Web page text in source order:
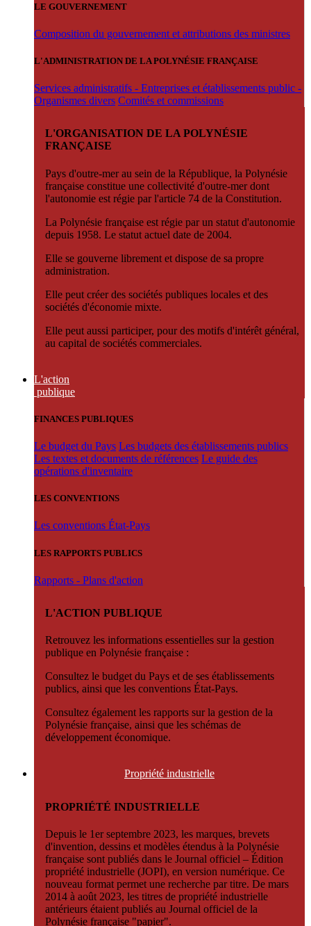
LE GOUVERNEMENT
Composition du gouvernement et attributions des ministres
L'ADMINISTRATION DE LA POLYNÉSIE FRANÇAISE
Services administratifs - Entreprises et établissements public -
Organismes divers Comités et commissions
L'ORGANISATION DE LA POLYNÉSIE
FRANÇAISE
Pays d'outre-mer au sein de la République, la Polynésie
française constitue une collectivité d'outre-mer dont
l'autonomie est régie par l'article 74 de la Constitution.
La Polynésie française est régie par un statut d'autonomie
depuis 1958. Le statut actuel date de 2004.
Elle se gouverne librement et dispose de sa propre
administration.
Elle peut créer des sociétés publiques locales et des
sociétés d'économie mixte.
Elle peut aussi participer, pour des motifs d'intérêt général,
au capital de sociétés commerciales.
L'action
publique
FINANCES PUBLIQUES
Le budget du Pays Les budgets des établissements publics
Les textes et documents de références Le guide des
opérations d'inventaire
LES CONVENTIONS
Les conventions État-Pays
LES RAPPORTS PUBLICS
Rapports - Plans d'action
L'ACTION PUBLIQUE
Retrouvez les informations essentielles sur la gestion
publique en Polynésie française :
Consultez le budget du Pays et de ses établissements
publics, ainsi que les conventions État-Pays.
Consultez également les rapports sur la gestion de la
Polynésie française, ainsi que les schémas de
développement économique.
Propriété industrielle
PROPRIÉTÉ INDUSTRIELLE
Depuis le 1er septembre 2023, les marques, brevets
d'invention, dessins et modèles étendus à la Polynésie
française sont publiés dans le Journal officiel – Édition
propriété industrielle (JOPI), en version numérique. Ce
nouveau format permet une recherche par titre. De mars
2014 à août 2023, les titres de propriété industrielle
antérieurs étaient publiés au Journal officiel de la
Polynésie française "papier".